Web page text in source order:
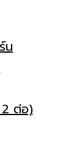
น
ต่อ)